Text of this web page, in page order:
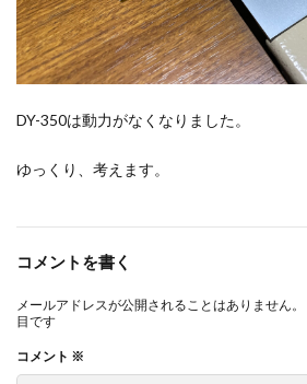
DY-350は動力がなくなりました。
ゆっくり、考えます。
コメントを書く
メールアドレスが公開されることはありません。
目です
コメント ※